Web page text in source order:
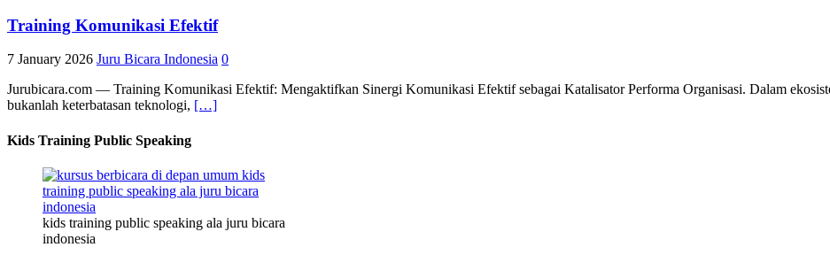
Training Komunikasi Efektif
7 January 2026 Juru Bicara Indonesia 0
Jurubicara.com — Training Komunikasi Efektif: Mengaktifkan Sinergi Komunikasi Efektif sebagai Katalisator Performa Organisasi. Dalam
bukanlah keterbatasan teknologi, […]
Kids Training Public Speaking
kids training public speaking ala juru bicara
indonesia